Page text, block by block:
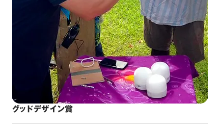
グッドデザイン賞